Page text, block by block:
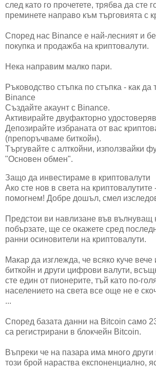
след като го прочетете, трябва да сте
преминете направо към търговията с
Според нас Binance е най-лесният и
покупка и продажба на криптовалути.
Нека направим малко пари.
Ръководство стъпка по стъпка - как да
Binance
Създайте акаунт с Binance.
Активирайте двуфакторно
Депозирайте избраната от вас
(препоръчваме биткойн).
Търгувайте с алткойни, използвайки
"Основен обмен".
Защо да инвестираме в криптовалути
Ако сте нов в света на
помогнем! Добре дошъл, смел
Предстои ви навлизане във вълнуващ
побързате, ще се окажете сред
ранни осиновители на криптовалути.
Макар да изглежда, че всяко куче вече
биткойн и други цифрови валути,
сте един от пионерите, тъй като по-
населението на света все още не е
...
Според базата данни на Bitcoin само
са регистрирани в блокчейн Bitcoin.
Въпреки че на пазара има много други
този брой нараства експоненциално,